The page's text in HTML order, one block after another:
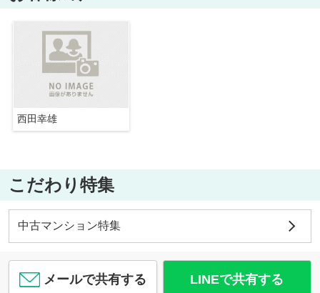
西田幸雄
こだわり特集
中古マンション特集
メールで共有する LINEで共有する